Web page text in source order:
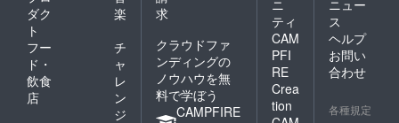
ダク
ト
楽
フー
ド・
飲食
店
チ
ャ
レ
ン
ジ
求
クラウドファ
ンディングの
ノウハウを無
料で学ぼう
CAMPFIRE
ニ
ティ
CAM
PFI
RE
Crea
tion
ニュー
ス
ヘルプ
お問い
合わせ
各種規定